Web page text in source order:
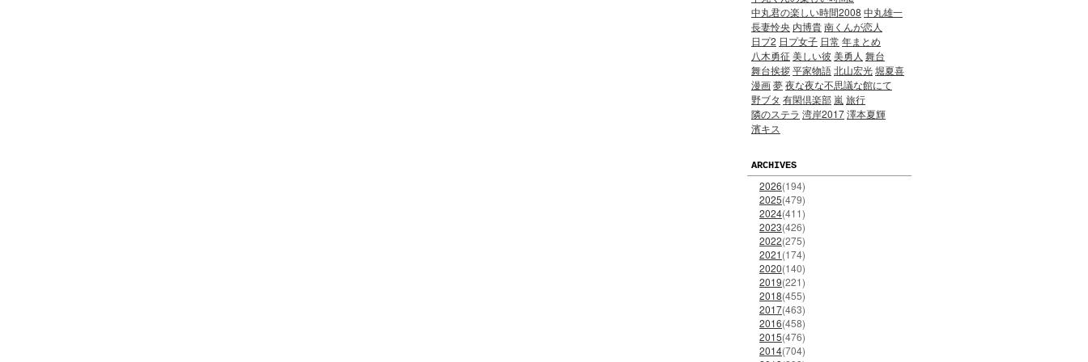
中丸君の楽しい時間2008 中丸雄一
長妻怜央 内博貴南くんが恋人
日プ2 日プ女子 日常 年まとめ
八木勇征 美しい彼美勇人 舞台
舞台挨拶平家物語北山宏光堀夏喜
漫画夢夜な夜な不思議な館にて
野ブタ 有閑倶楽部 嵐 旅行
隣のステラ 湾岸2017澤本夏輝
濱キス
ARCHIVES
2026(194)
2025(479)
2024(411)
2023(426)
2022(275)
2021(174)
2020(140)
2019(221)
2018(455)
2017(463)
2016(458)
2015(476)
2014(704)